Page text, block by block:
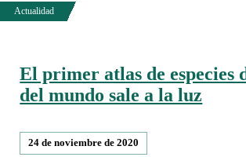
El primer atlas de especies
del mundo sale a la luz
24 de noviembre de 2020